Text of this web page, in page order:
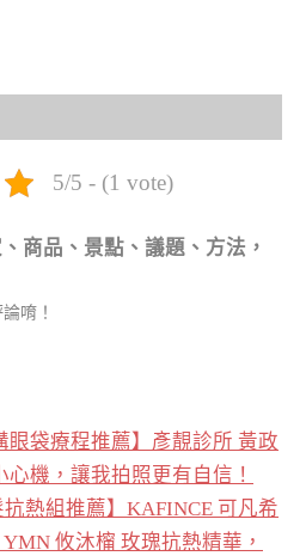
5/5 - (1 vote)
商品、景點、議題、方法，
唷！
眼袋療程推薦】彥靚診所 黃政
機，讓我拍照更有自信！
抗熱組推薦】KAFINCE 可凡希
攸沐橣 玫瑰抗熱精華，